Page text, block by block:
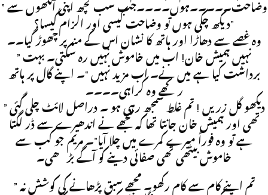
” وضاحت۔۔۔۔۔ہوں۔۔۔۔جب سب کچھ اپنی آنکھوں سے
دیکھ چکی ہوں تو وضاحت کیسی اور الزام کیسا؟”
وہ غصے سے دھاڑا اور ہاتھ کا نشان اس کے منہ پر چھوڑ گیا۔۔
” نہیں ہمیش خان! اب میں خاموش نہیں رہ سکتی۔ بہت
برداشت کیا ہے میں نے۔ اب مزید نہیں “۔ اپنے گال پر ہاتھ
رکھے وہ کراہی۔۔۔۔
” دیکھو گل زریں ! تم غلط سمجھ رہی ہو ۔ دراصل لائٹ چلی گئی
تھی اور ہمیش خان جانتا تھا کہ مجھے نے اندھیرے سے ڈر لگتا
ہے تو وہ فوراً میرے کمرے میں چلا آیا”۔ مریم جو کب سے
خاموش بیٹھی تھی صفائی دینے کو آگے بڑھی۔
” تم اپنے کام سے کام رکھو۔ مجھے سبق پڑھانے کی کوشش نہ